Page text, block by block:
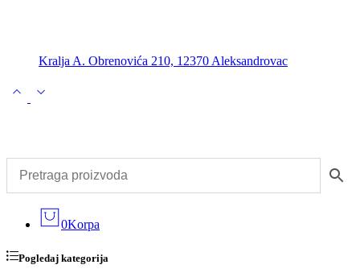
Kralja A. Obrenovića 210, 12370 Aleksandrovac
0Korpa
Pogledaj kategorija